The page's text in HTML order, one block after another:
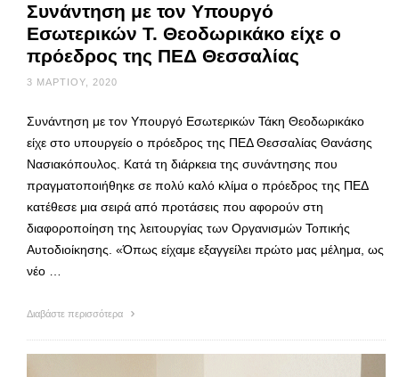
Συνάντηση με τον Υπουργό
Εσωτερικών Τ. Θεοδωρικάκο είχε ο
πρόεδρος της ΠΕΔ Θεσσαλίας
3 ΜΑΡΤΊΟΥ, 2020
Συνάντηση με τον Υπουργό Εσωτερικών Τάκη Θεοδωρικάκο
είχε στο υπουργείο ο πρόεδρος της ΠΕΔ Θεσσαλίας Θανάσης
Νασιακόπουλος. Κατά τη διάρκεια της συνάντησης που
πραγματοποιήθηκε σε πολύ καλό κλίμα ο πρόεδρος της ΠΕΔ
κατέθεσε μια σειρά από προτάσεις που αφορούν στη
διαφοροποίηση της λειτουργίας των Οργανισμών Τοπικής
Αυτοδιοίκησης. «Όπως είχαμε εξαγγείλει πρώτο μας μέλημα, ως
νέο …
Διαβάστε περισσότερα